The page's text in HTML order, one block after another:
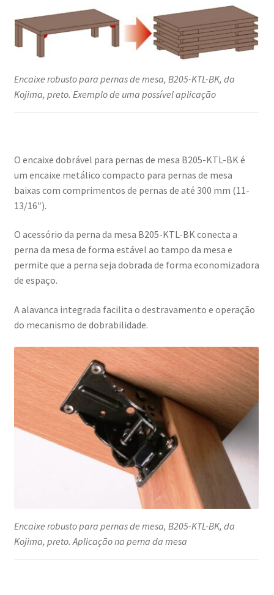
Encaixe robusto para pernas de mesa, B205-KTL-BK, da
Kojima, preto. Exemplo de uma possível aplicação
O encaixe dobrável para pernas de mesa B205-KTL-BK é
um encaixe metálico compacto para pernas de mesa
baixas com comprimentos de pernas de até 300 mm (11-
13/16″).
O acessório da perna da mesa B205-KTL-BK conecta a
perna da mesa de forma estável ao tampo da mesa e
permite que a perna seja dobrada de forma economizadora
de espaço.
A alavanca integrada facilita o destravamento e operação
do mecanismo de dobrabilidade.
Encaixe robusto para pernas de mesa, B205-KTL-BK, da
Kojima, preto. Aplicação na perna da mesa